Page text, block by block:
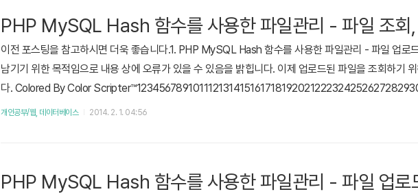
PHP MySQL Hash 함수를 사용한 파일관리 - 파일 조회
이전 포스팅을 참고하시면 더욱 좋습니다.1. PHP MySQL Hash 함수를 사용한 파일관리 - 파일 업로
남기기 위한 목적임으로 내용 상에 오류가 있을 수 있음을 밝힙니다. 이제 업로드된 파일을 조회하기
다. Colored By Color
43444546474849505152535455 File Manager
개인공부/웹, 데이터베이스 2014. 2. 1. 04:56
PHP MySQL Hash 함수를 사용한 파일관리 - 파일 업로